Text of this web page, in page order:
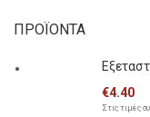
ΠΡΟΪΟΝΤΑ
€4.40
Στις τιμές